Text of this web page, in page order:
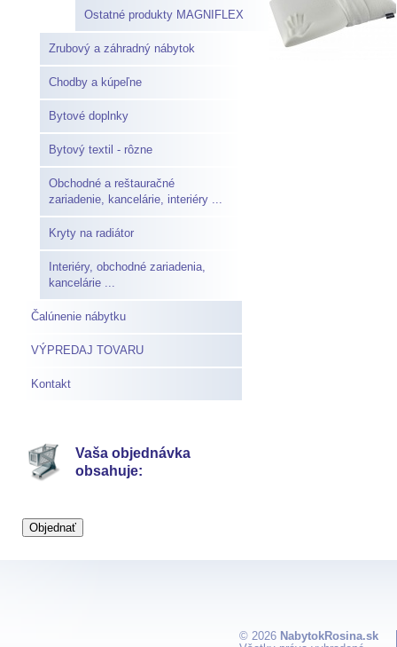
Ostatné produkty MAGNIFLEX
Zrubový a záhradný nábytok
Chodby a kúpeľne
Bytové doplnky
Bytový textil - rôzne
Obchodné a reštauračné
zariadenie, kancelárie, interiéry ...
Kryty na radiátor
Interiéry, obchodné zariadenia,
kancelárie ...
Čalúnenie nábytku
VÝPREDAJ TOVARU
Kontakt
Vaša objednávka
obsahuje:
© 2026 NabytokRosina.sk